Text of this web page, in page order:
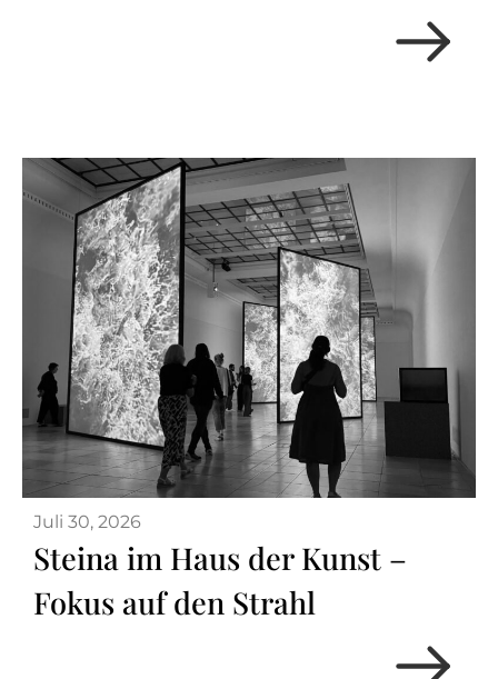
Juli 30, 2026
Steina im Haus der Kunst –
Fokus auf den Strahl